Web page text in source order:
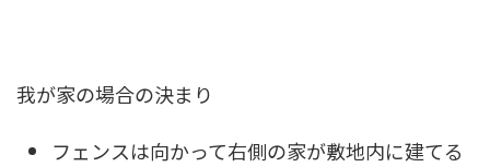
我が家の場合の決まり
フェンスは向かって右側の家が敷地内に建てる